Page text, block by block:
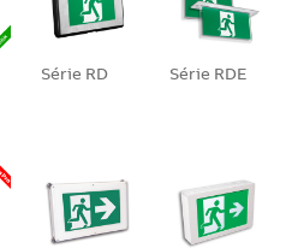
Série RD Série RDE